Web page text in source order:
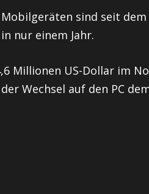
sind seit
nur einem Jahr.
Millionen US-Dollar im
Wechsel auf den PC